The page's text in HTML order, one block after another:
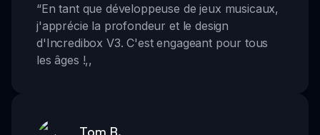
“En tant que développeuse de jeux musicaux,
j'apprécie la profondeur et le design
d'Incredibox V3. C'est engageant pour tous
les âges !,,
Tom B.